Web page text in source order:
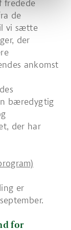
fredede
de
vi sætte
der
ankomst
bæredygtig
der har
er
for